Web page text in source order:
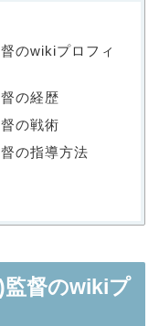
のwikiプロフィ
の経歴
の戦術
の指導方法
監督のwikiプ